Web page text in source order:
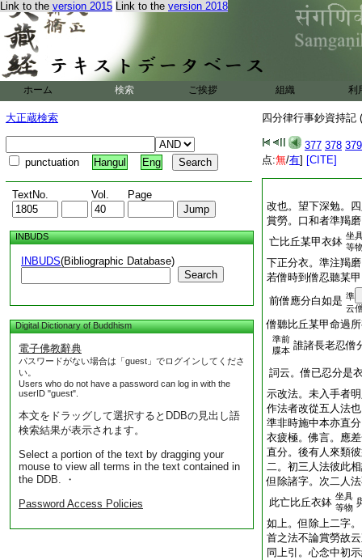
Link to the version 2015 Link to the version 2018
ホーム 検索 ご挨拶 組織 利
大正蔵検索
punctuation Hangul Eng
TextNo. Vol. Page
INBUDS
INBUDS(Bibliographic Database)
Search
Digital Dictionary of Buddhism
電子佛教辭典
パスワードがない場合は「guest」でログインしてくださ
い。
Users who do not have a password can log in with the
userID "guest".
本文をドラッグして選択するとDDBの見出し語
検索結果が表示されます。
Select a portion of the text by dragging your
mouse to view all terms in the text contained in
the DDB. ・
Password Access Policies
四分律行事鈔資持記
377 378 379
点:無/有] [CITE]
改也。望下深勉。
賞勞。口和者準羯
亡比丘某甲衣鉢 坐
等
下正分衣。準注羯
若僧時到僧忍聽某
前僧應分白如是 準
云
僧聽比丘某甲命過
準前
牒本 誰諸長老忍僧
詞云。僧已忍分是
示改法。未入手者
作法者改從五人法
準非時施中本亦直
衣疲極。佛言。應
直分。後有人來類
二。初三人法彼此
但除諸字。次二人
此亡比丘衣鉢 坐具
等物
如上。但除上二字
首之法不論賞勞故
同上引。心念中初